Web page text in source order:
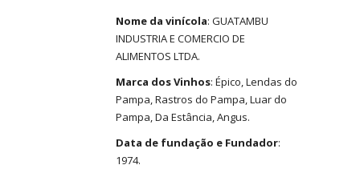
Nome da vinícola: GUATAMBU
INDUSTRIA E COMERCIO DE
ALIMENTOS LTDA.
Marca dos Vinhos: Épico, Lendas do
Pampa, Rastros do Pampa, Luar do
Pampa, Da Estância, Angus.
Data de fundação e Fundador:
1974.